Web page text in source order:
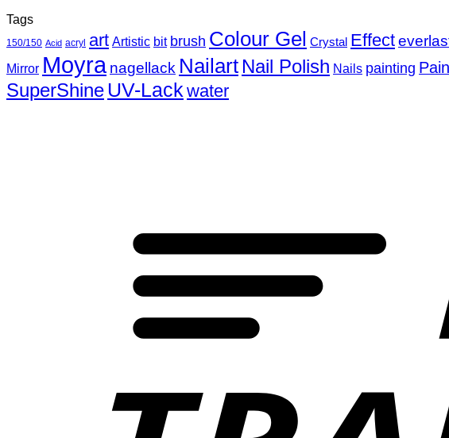
Tags
150/150 Acid acryl art Artistic bit brush Colour Gel Crystal Effect
Mirror Moyra nagellack Nailart Nail Polish Nails painting
SuperShine UV-Lack water